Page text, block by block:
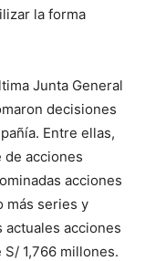
la forma
Junta General
decisiones
Entre ellas,
de acciones
acciones
más series y
actuales acciones
1,766 millones.